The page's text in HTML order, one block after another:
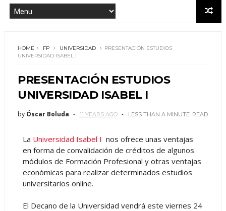
HOME FP UNIVERSIDAD
PRESENTACIÓN ESTUDIOS
UNIVERSIDAD ISABEL I
PRESENTACIÓN ESTUDIOS
UNIVERSIDAD ISABEL I
by Óscar Boluda 11 YEARS AGO LESS THAN A MINUTE READ
La Universidad Isabel I nos ofrece unas ventajas
en forma de convalidación de créditos de algunos
módulos de Formación Profesional y otras ventajas
económicas para realizar determinados estudios
universitarios online.
El Decano de la Universidad vendrá este viernes 24